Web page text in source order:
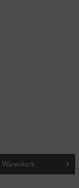
Warenkorb